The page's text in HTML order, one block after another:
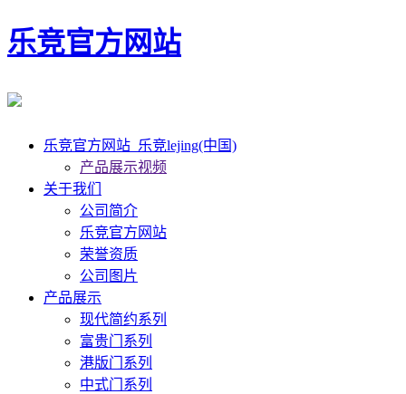
乐竞官方网站
乐竞官方网站_乐竞lejing(中国)
产品展示视频
关于我们
公司简介
乐竞官方网站
荣誉资质
公司图片
产品展示
现代简约系列
富贵门系列
港版门系列
中式门系列